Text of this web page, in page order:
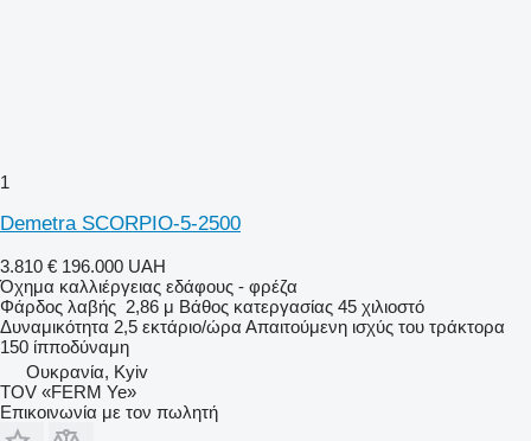
1
Demetra SCORPIO-5-2500
3.810 € 196.000 UAH
Όχημα καλλιέργειας εδάφους - φρέζα
Φάρδος λαβής 2,86 μ Βάθος κατεργασίας 45 χιλιοστό
Δυναμικότητα 2,5 εκτάριο/ώρα Απαιτούμενη ισχύς του τράκτορα
150 ίπποδύναμη
Ουκρανία, Kyiv
TOV «FERM Ye»
Επικοινωνία με τον πωλητή